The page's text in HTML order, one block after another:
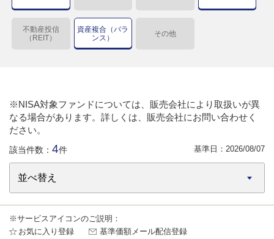
不動産投信
（REIT）
資産複合（バラ
ンス）
その他
※NISA対象ファンドについては、販売会社により取扱いが異
なる場合があります。詳しくは、販売会社にお問い合わせく
ださい。
該当件数： 4件 基準日： 2026/08/07
※サービスアイコンのご説明：
お気に入り登録
基準価額メール配信登録